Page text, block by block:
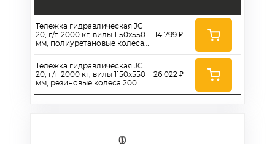
Тележка гидравлическая JC
20, г/п 2000 кг, вилы 1150x550
мм, полиуретановые колеса
Тележка гидравлическая JC
20, г/п 2000 кг, вилы 1150x550
мм, резиновые колеса 200
14 799 ₽
26 022 ₽